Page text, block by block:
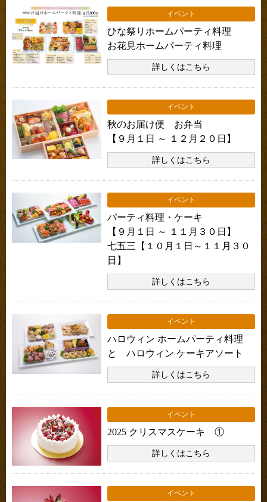
イベント
ひな祭りホームパーティ料理
お花見ホームパーティ料理
詳しくはこちら
イベント
秋のお届け便 お弁当
【９月１日 ～ １２月２０日】
詳しくはこちら
イベント
パーティ料理・ケーキ
【９月１日 ～ １１月３０日】
七五三【１０月１日～１１月３０
日】
詳しくはこちら
イベント
ハロウィン ホームパーティ料理
と ハロウィン ケーキアソート
詳しくはこちら
イベント
2025 クリスマスケーキ ①
詳しくはこちら
イベント